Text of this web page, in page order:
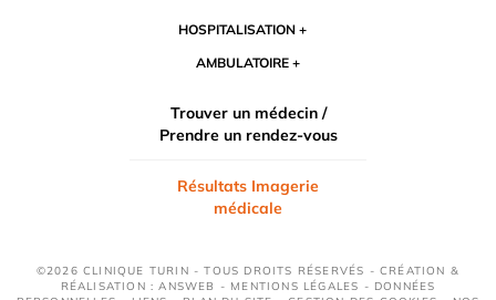
HOSPITALISATION
AMBULATOIRE
Trouver un médecin /
Prendre un rendez-vous
Résultats Imagerie
médicale
©2026 CLINIQUE TURIN - TOUS DROITS RÉSERVÉS - CRÉATION &
RÉALISATION : ANSWEB - MENTIONS LÉGALES - DONNÉES